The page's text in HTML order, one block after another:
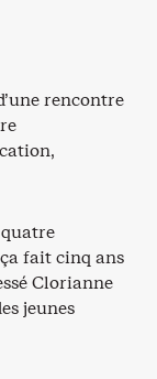
rencontre
quatre
fait cinq ans
Clorianne
jeunes